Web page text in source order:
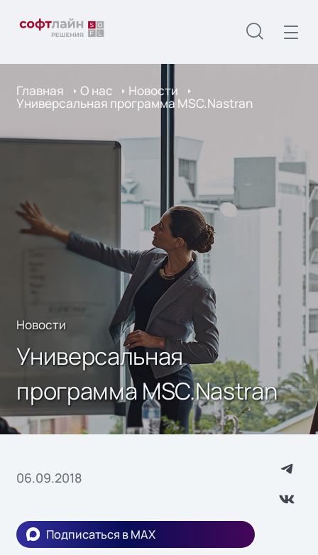
Главная О нас Новости
Универсальная программа MSC.Nastran
Новости
Универсальная
программа MSC.Nastran
06.09.2018
Подписаться в MAX